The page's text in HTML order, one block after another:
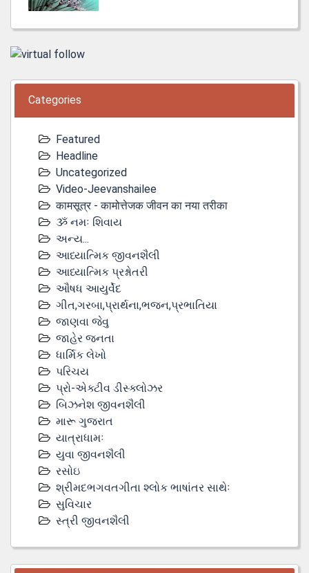
Categories
Featured
Headline
Uncategorized
Video-Jeevanshailee
कामसूत्र - कामोत्तेजक जीवन का नया तरीका
ૐ નમઃ શિવાય
અન્ય...
આધ્યાત્મિક જીવનશૈલી
આધ્યાત્મિક પ્રશ્નોતરી
ઔષધ આયુર્વેદ
ગીત,ગરબા,પ્રાર્થના,ભજન,પ્રભાતિયા
જાણવા જેવુ
જાહેર જનતા
ધાર્મિક લેખો
પરિચય
પ્રો-એક્ટીવ ડીસ્‍ક્લોઝર
બિઝનેશ જીવનશૈલી
મારૂ ગુજરાત
યાત્રાધામઃ
યુવા જીવનશૈલી
રસોઇ
શ્રીમદભગવતગીતા શ્લોક ભાષાંતર સાથેઃ
સુવિચાર
સ્ત્રી જીવનશૈલી